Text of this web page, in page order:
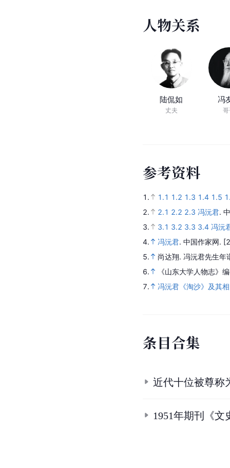
人物关系
陆侃如
丈夫
冯
参考资料
1. 1.1 1.2 1.3 1.4 1.5
2.
2.1 2.2 2.3 冯沅君.
3.
3.1 3.2 3.3 3.4 冯沅
4.
冯沅君. 中国作家网.
5.
尚达翔. 冯沅君先生年
6.
《山东大学人物志》
7.
冯沅君《淘沙》及其
条目合集
近代十位被尊称
1951年期刊《文